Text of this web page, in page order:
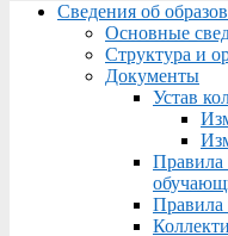
Menu
Сведения об
Основные
Структура и
Документы
Устав
Правила
Правила